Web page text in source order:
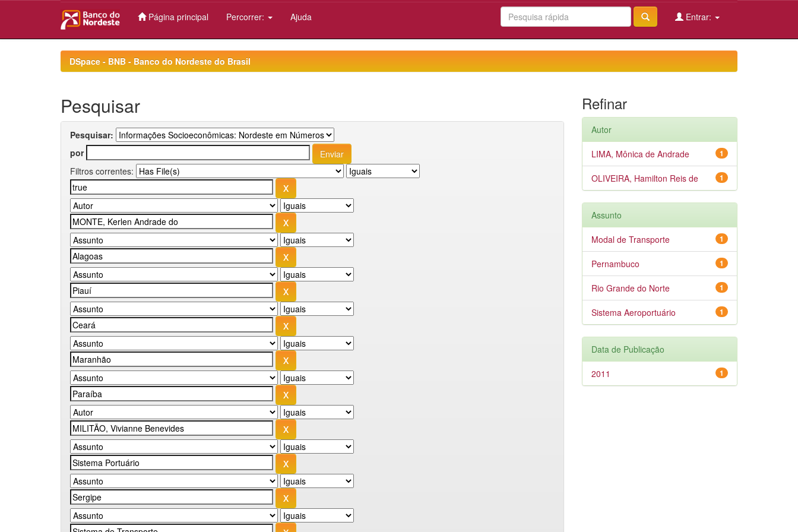
Página principal Percorrer: Ajuda Entrar:
DSpace - BNB - Banco do Nordeste do Brasil
Pesquisar
Pesquisar:
por
Filtros correntes:
Refinar
Autor
1
LIMA, Mônica de Andrade
1
OLIVEIRA, Hamilton Reis de
Assunto
1
Modal de Transporte
1
Pernambuco
1
Rio Grande do Norte
1
Sistema Aeroportuário
Data de Publicação
1
2011